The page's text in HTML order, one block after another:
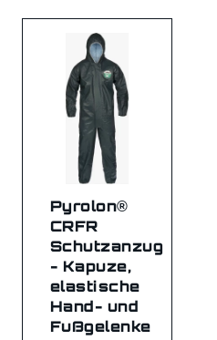
Pyrolon®
CRFR
Schutzanzug
- Kapuze,
elastische
Hand- und
Fußgelenke